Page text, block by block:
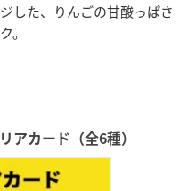
した、りんごの甘酸っぱさ
。
アカード（全6種）